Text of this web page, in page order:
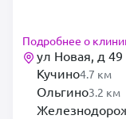
Подробнее о
ул Новая, д 49
Кучино4.7 км
Ольгино3.2 км